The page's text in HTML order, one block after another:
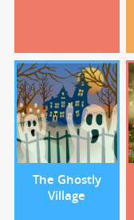
The Ghostly
Village